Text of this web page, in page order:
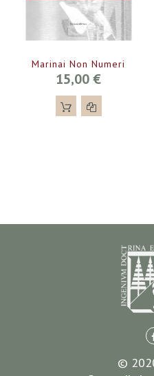
Marinai Non Numeri
15,00 €
©